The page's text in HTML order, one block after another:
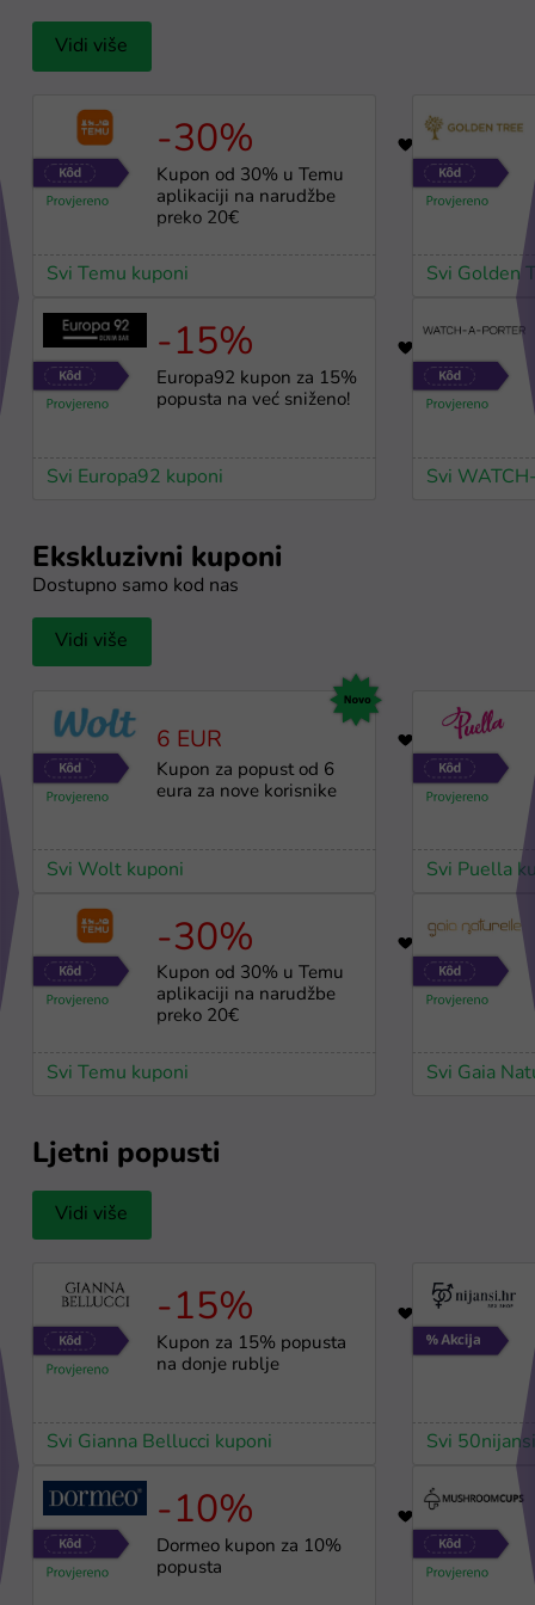
Vidi više
-30%
Kupon od 30% u Temu
aplikaciji na narudžbe
preko 20€
Svi Temu kuponi
-15%
Europa92 kupon za 15%
popusta na već sniženo!
Svi Europa92 kuponi
Svi Golden
Svi
Ekskluzivni kuponi
Dostupno samo kod nas
Vidi više
6 EUR
Kupon za popust od 6
eura za nove korisnike
Svi Wolt kuponi
-30%
Kupon od 30% u Temu
aplikaciji na narudžbe
preko 20€
Svi Temu kuponi
Svi Puella
Svi Gaia
Ljetni popusti
Vidi više
-15%
Kupon za 15% popusta
na donje rublje
Svi Gianna Bellucci kuponi
-10%
Dormeo kupon za 10%
popusta
Svi